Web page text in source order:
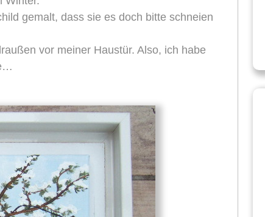
gemalt, dass sie es doch bitte schneien
vor meiner Haustür. Also, ich habe